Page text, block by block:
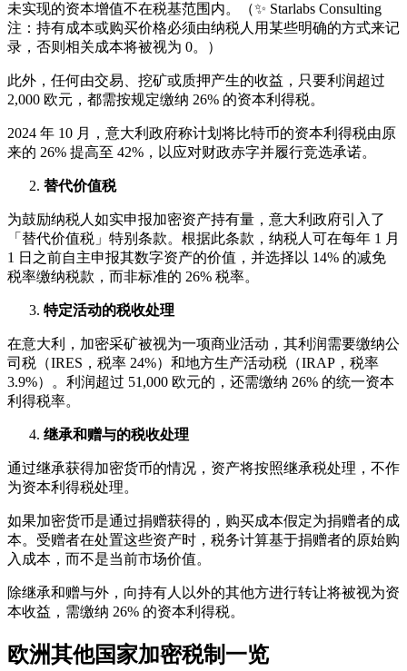
未实现的资本增值不在税基范围内。（✨ Starlabs Consulting
注：持有成本或购买价格必须由纳税人用某些明确的方式来记
录，否则相关成本将被视为 0。）
此外，任何由交易、挖矿或质押产生的收益，只要利润超过
2,000 欧元，都需按规定缴纳 26% 的资本利得税。
2024 年 10 月，意大利政府称计划将比特币的资本利得税由原
来的 26% 提高至 42%，以应对财政赤字并履行竞选承诺。
替代价值税
为鼓励纳税人如实申报加密资产持有量，意大利政府引入了
「替代价值税」特别条款。根据此条款，纳税人可在每年 1 月
1 日之前自主申报其数字资产的价值，并选择以 14% 的减免
税率缴纳税款，而非标准的 26% 税率。
特定活动的税收处理
在意大利，加密采矿被视为一项商业活动，其利润需要缴纳公
司税（IRES，税率 24%）和地方生产活动税（IRAP，税率
3.9%）。利润超过 51,000 欧元的，还需缴纳 26% 的统一资本
利得税率。
继承和赠与的税收处理
通过继承获得加密货币的情况，资产将按照继承税处理，不作
为资本利得税处理。
如果加密货币是通过捐赠获得的，购买成本假定为捐赠者的成
本。受赠者在处置这些资产时，税务计算基于捐赠者的原始购
入成本，而不是当前市场价值。
除继承和赠与外，向持有人以外的其他方进行转让将被视为资
本收益，需缴纳 26% 的资本利得税。
欧洲其他国家加密税制一览